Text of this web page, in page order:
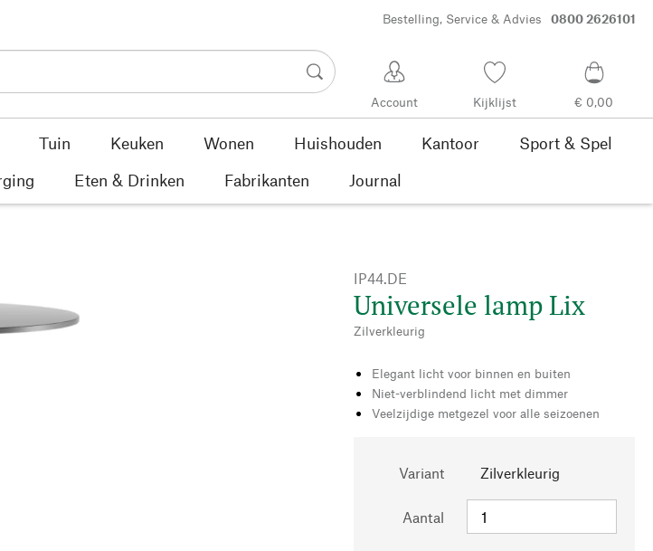
Bestelling, Service & Advies 0800 2626101
Account Kijklijst € 0,00
Tuin Keuken Wonen Huishouden Kantoor
Sport & Spel
Eten & Drinken Fabrikanten Journal
IP44.DE
Universele lamp Lix
Zilverkleurig
Elegant licht voor binnen en buiten
Niet-verblindend licht met dimmer
Veelzijdige metgezel voor alle seizoenen
Variant Zilverkleurig
Aantal